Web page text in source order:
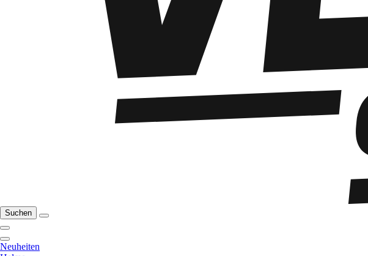
Suchen
Neuheiten